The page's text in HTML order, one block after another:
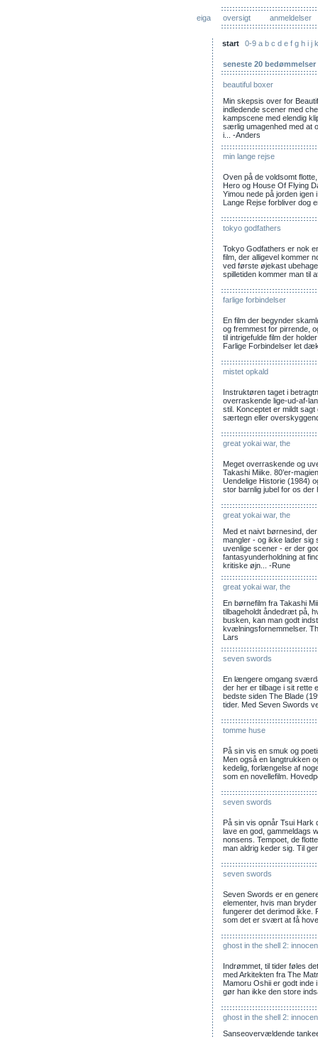
eiga oversigt anmeldelser
start 0-9 a b c d e f g h i j k
seneste 20 bedømmelser
beautiful boxer
Min skepsis over for
indledende scener med
kampscene med elendig
særlig umagenhed med at
i... -Anders
min lange rejse
Oven på de voldsomt
Hero og House Of Flying
Yimou nede på jorden igen
Lange Rejse forbliver dog
tokyo godfathers
Tokyo Godfathers er nok
film, der alligevel kommer
ved første øjekast
spilletiden kommer man til
farlige forbindelser
En film der begynder
og fremmest for pirrende,
til intrigefulde film der
Farlige Forbindelser let
mistet opkald
Instruktøren taget i
overraskende lige-ud-af-
stil. Konceptet er mildt
særtegn eller
great yokai war, the
Meget overraskende og
Takashi Miike. 80’er-
Uendelige Historie (1984)
stor barnlig jubel for os der
great yokai war, the
Med et naivt børnesind,
mangler - og ikke lader
uvenlige scener - er der
fantasyunderholdning at
kritiske øjn... -Rune
great yokai war, the
En børnefilm fra Takashi
tilbageholdt åndedræt på,
busken, kan man godt
kvælningsfornemmelser.
Lars
seven swords
En længere omgang
der her er tilbage i sit
bedste siden The Blade
tider. Med Seven Swords
tomme huse
På sin vis en smuk og
Men også en langtrukken
kedelig, forlængelse af
som en novellefilm.
seven swords
På sin vis opnår Tsui Hark
lave en god, gammeldags
nonsens. Tempoet, de
man aldrig keder sig. Til
seven swords
Seven Swords er en
elementer, hvis man
fungerer det derimod ikke.
som det er svært at få
ghost in the shell 2:
Indrømmet, til tider føles
med Arkitekten fra The
Mamoru Oshii er godt
gør han ikke den store
ghost in the shell 2:
Sanseovervældende